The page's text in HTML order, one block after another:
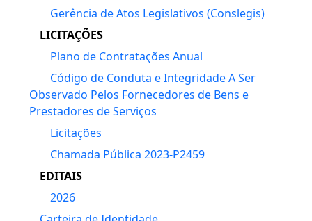
Gerência de Atos Legislativos (Conslegis)
LICITAÇÕES
Plano de Contratações Anual
Código de Conduta e Integridade A Ser
Observado Pelos Fornecedores de Bens e
Prestadores de Serviços
Licitações
Chamada Pública 2023-P2459
EDITAIS
2026